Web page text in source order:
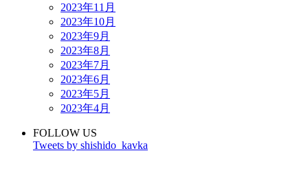
2023年11月
2023年10月
2023年9月
2023年8月
2023年7月
2023年6月
2023年5月
2023年4月
FOLLOW US
Tweets by shishido_kavka